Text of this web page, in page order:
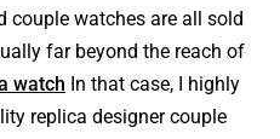
couple watches are all sold
far beyond the reach of
watch In that case, I highly
replica designer couple